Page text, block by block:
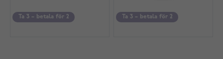
Ta 3 – betala för 2 Ta 3 – betala för 2